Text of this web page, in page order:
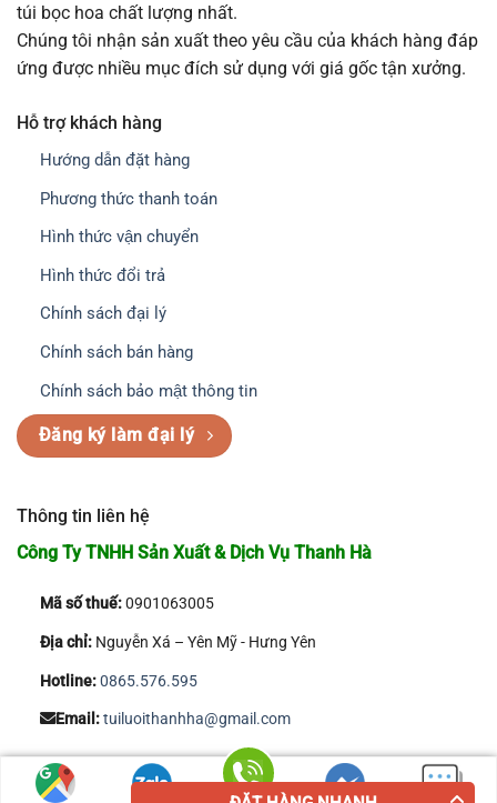
túi bọc hoa chất lượng nhất.
Chúng tôi nhận sản xuất theo yêu cầu của khách hàng đáp
ứng được nhiều mục đích sử dụng với giá gốc tận xưởng.
Hỗ trợ khách hàng
Hướng dẫn đặt hàng
Phương thức thanh toán
Hình thức vận chuyển
Hình thức đổi trả
Chính sách đại lý
Chính sách bán hàng
Chính sách bảo mật thông tin
Đăng ký làm đại lý
Thông tin liên hệ
Công Ty TNHH Sản Xuất & Dịch Vụ Thanh Hà
Mã số thuế:0901063005
Địa chỉ:Nguyễn Xá – Yên Mỹ - Hưng Yên
Hotline:0865.576.595
Email:tuiluoithanhha@gmail.com
Copyright 2026 © Công Ty TNHH Sản Xuất & Dịch Vụ Thanh Hà